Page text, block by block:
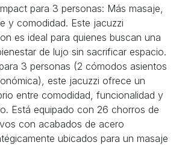
para 3 personas: Más masaje,
y comodidad. Este jacuzzi
es ideal para quienes buscan una
de lujo sin sacrificar espacio.
3 personas (2 cómodos asientos
este jacuzzi ofrece un
entre comodidad, funcionalidad y
Está equipado con 26 chorros de
con acabados de acero
ubicados para un masaje